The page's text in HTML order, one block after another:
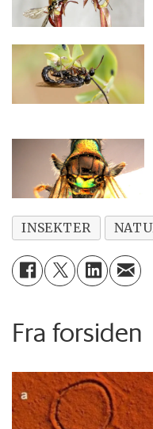
INSEKTER
Fra forsiden